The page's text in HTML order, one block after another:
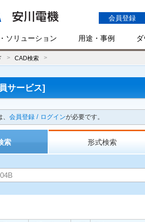
会員登録
ソリューション 用途・事例
CAD検索
サービス]
会員登録 / ログインが必要です。
索 形式検索